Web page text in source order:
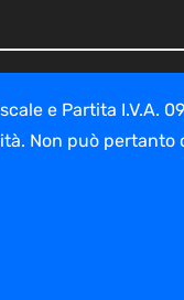
e Partita I.V.A.
Non può